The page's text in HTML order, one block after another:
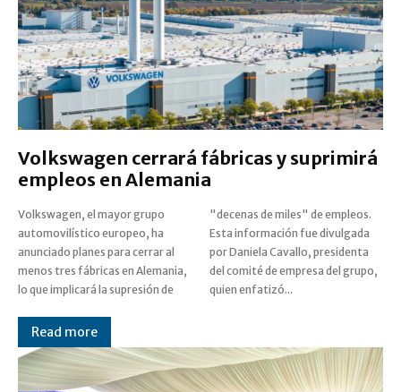
Volkswagen cerrará fábricas y suprimirá
empleos en Alemania
Volkswagen, el mayor grupo
automovilístico europeo, ha
anunciado planes para cerrar al
menos tres fábricas en Alemania,
lo que implicará la supresión de
"decenas de miles" de empleos.
Esta información fue divulgada
por Daniela Cavallo, presidenta
del comité de empresa del grupo,
quien enfatizó...
Read more